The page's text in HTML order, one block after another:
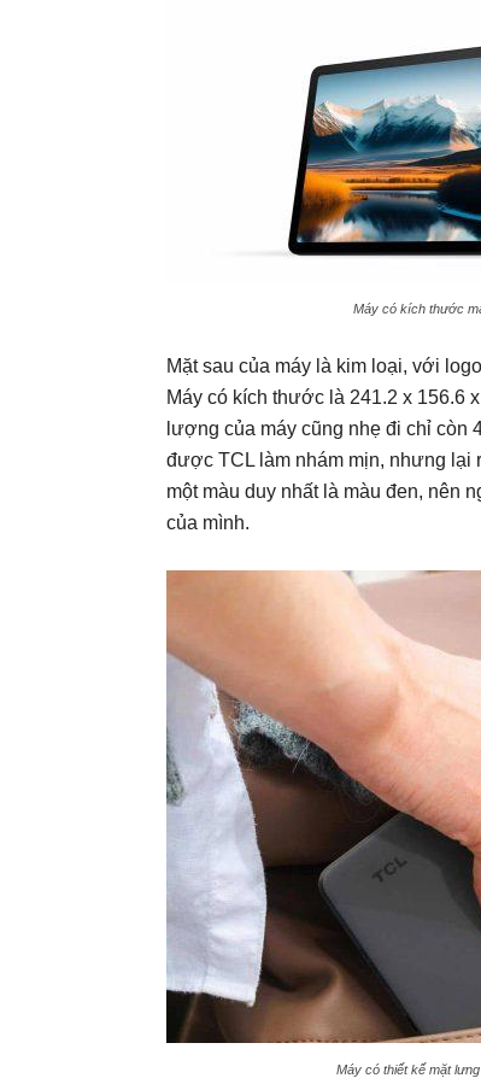
Máy có kích thước
Mặt sau của máy là kim loại, với
Máy có kích thước là 241.2 x 156.6
lượng của máy cũng nhẹ đi chỉ còn
được TCL làm nhám mịn, nhưng lại
một màu duy nhất là màu đen, nên
của mình.
Máy có thiết kế mặt